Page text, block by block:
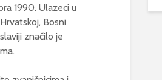
1990. Ulazeci u
Bosni
značilo je